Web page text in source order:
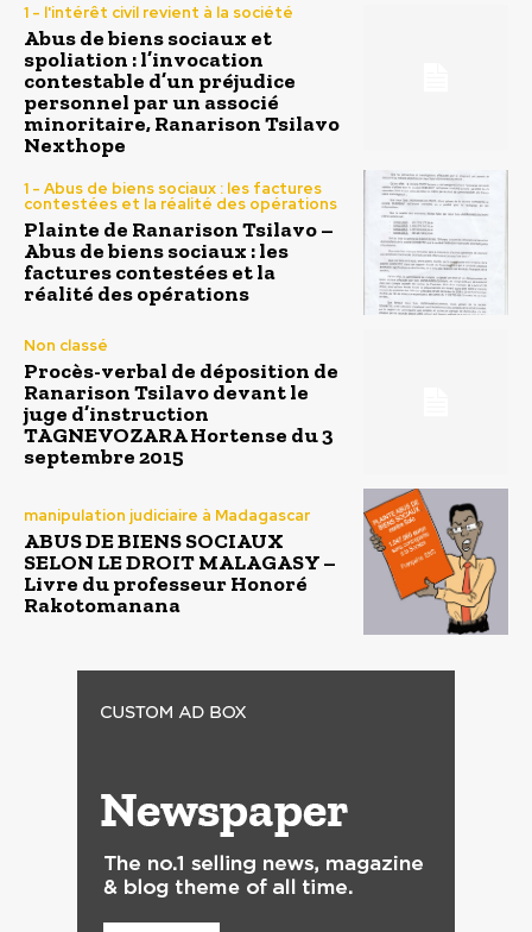
1 - l'intérêt civil revient à la société
Abus de biens sociaux et
spoliation : l’invocation
contestable d’un préjudice
personnel par un associé
minoritaire, Ranarison Tsilavo
Nexthope
1 - Abus de biens sociaux : les factures
contestées et la réalité des opérations
Plainte de Ranarison Tsilavo –
Abus de biens sociaux : les
factures contestées et la
réalité des opérations
Non classé
Procès-verbal de déposition de
Ranarison Tsilavo devant le
juge d’instruction
TAGNEVOZARA Hortense du 3
septembre 2015
manipulation judiciaire à Madagascar
ABUS DE BIENS SOCIAUX
SELON LE DROIT MALAGASY –
Livre du professeur Honoré
Rakotomanana